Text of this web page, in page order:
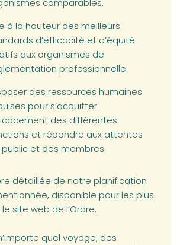
comparables.
à la hauteur des meilleurs
d’efficacité et d’équité
aux organismes de
professionnelle.
des ressources humaines
pour s’acquitter
des différentes
et répondre aux attentes
public et des membres.
détaillée de notre planification
disponible pour les plus
site web de l’Ordre.
quel voyage, des